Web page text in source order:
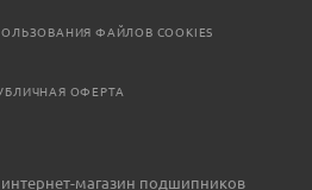
ФАЙЛОВ COOKIES
ОФЕРТА
магазин подшипников